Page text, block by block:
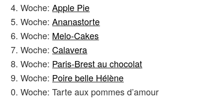
Woche:Apple Pie
Woche:Ananastorte
Woche: Melo-Cakes
Woche:Calavera
Woche: Paris-Brest au chocolat
Woche: Poire belle Hélène
Woche: Tarte aux pommes d’amour